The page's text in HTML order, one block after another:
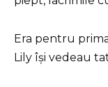
Era pentru
Lily își vedeau